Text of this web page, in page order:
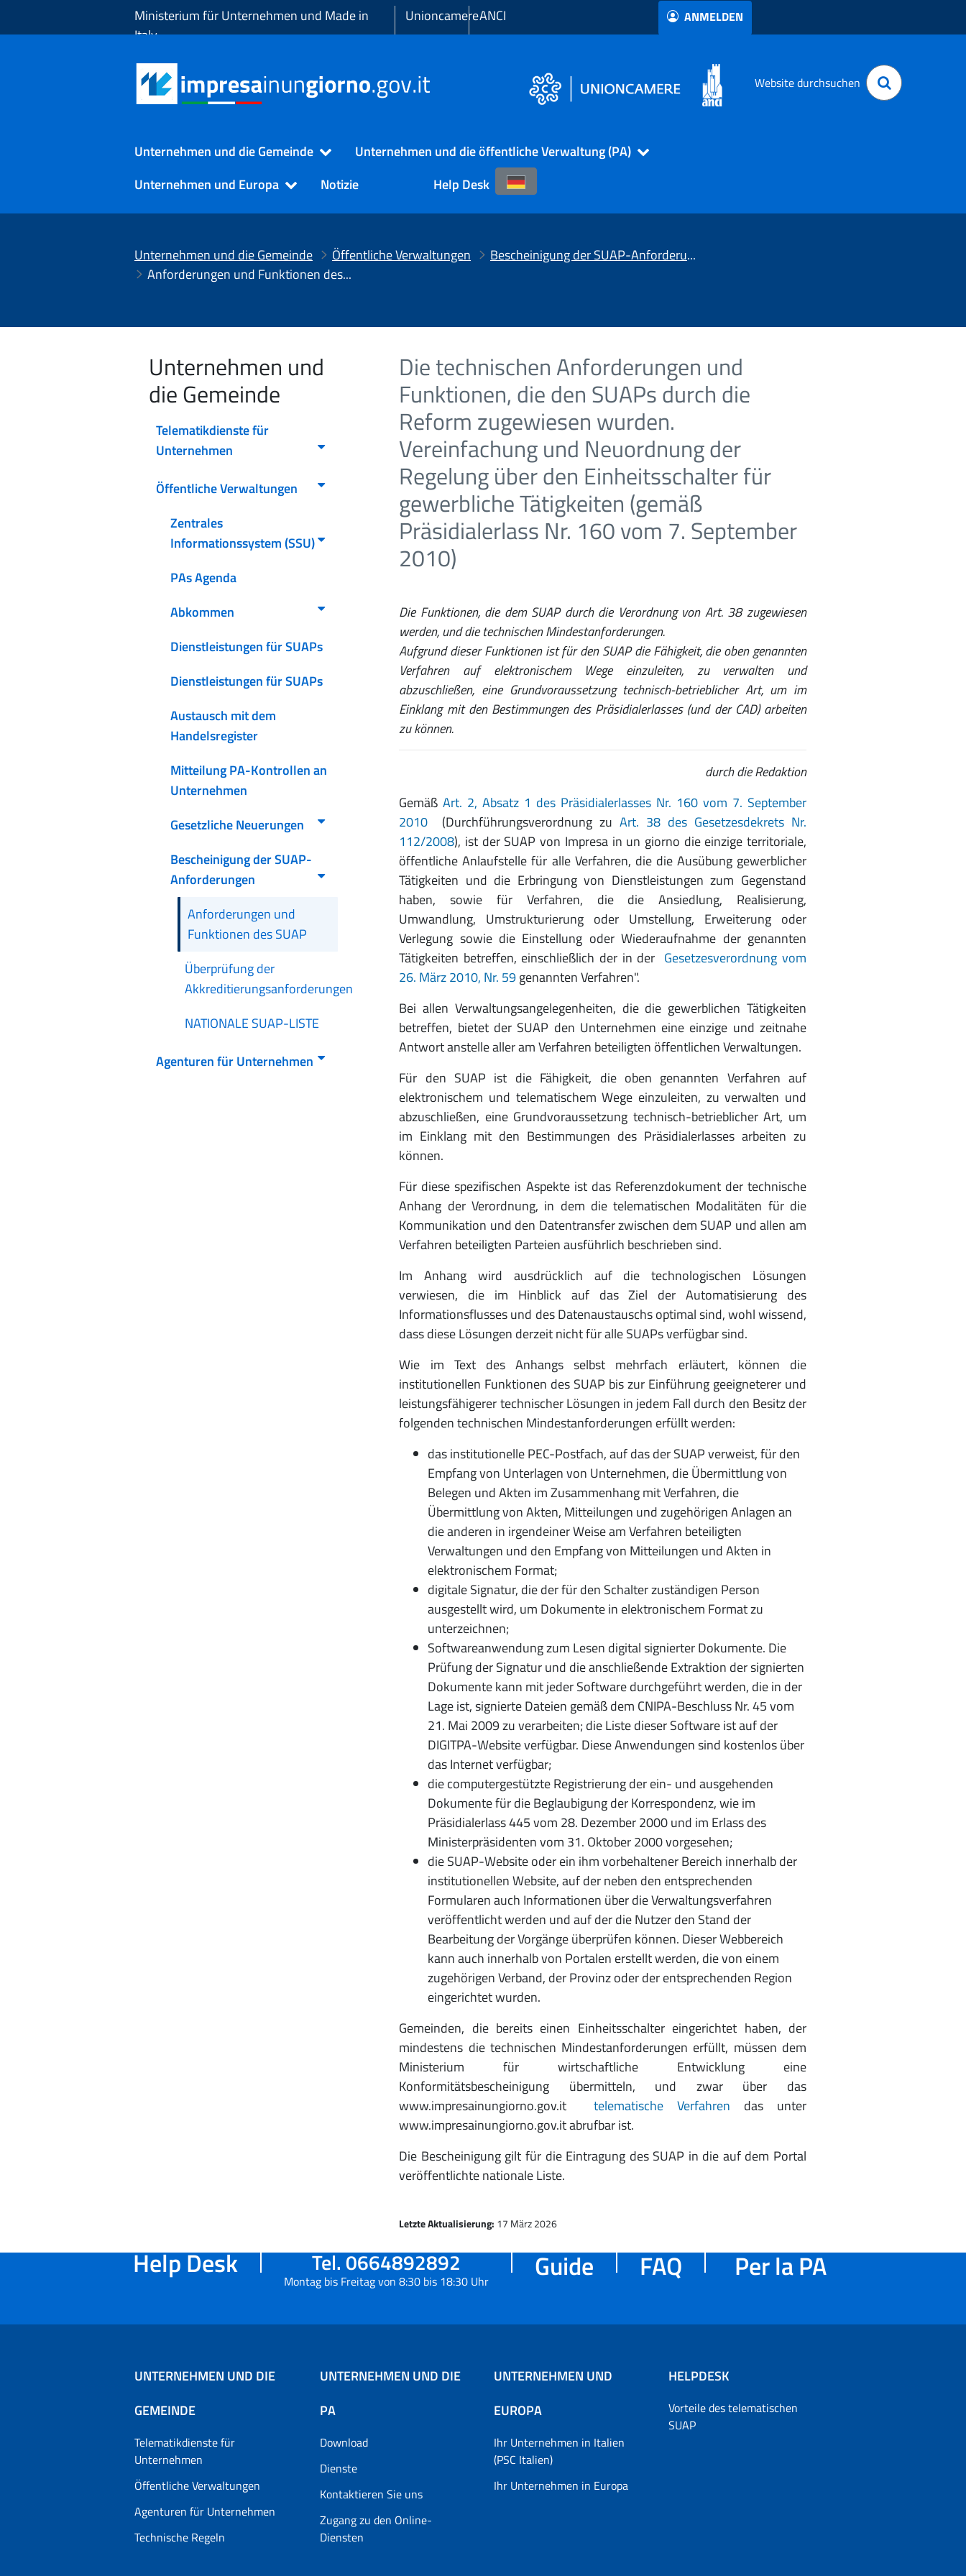
Zum Hauptinhalt springenMinisterium für Unternehmen und Made in
Italy
UnioncamereANCI ANMELDEN
Website durchsuchen
Unternehmen und die Gemeinde
Unternehmen und die öffentliche Verwaltung (PA)
Unternehmen und Europa
Notizie Help Desk
Unternehmen und die Gemeinde Öffentliche Verwaltungen
Bescheinigung der SUAP-Anforderungen
Anforderungen und Funktionen des SUAP
Unternehmen und
die Gemeinde
Telematikdienste für
Unternehmen
Öffentliche Verwaltungen
Zentrales
Informationssystem (SSU)
PAs Agenda
Abkommen
Dienstleistungen für SUAPs
Dienstleistungen für SUAPs
Austausch mit dem
Handelsregister
Mitteilung PA-Kontrollen an
Unternehmen
Gesetzliche Neuerungen
Bescheinigung der SUAP-
Anforderungen
Anforderungen und
Funktionen des SUAP
Überprüfung der
Akkreditierungsanforderungen
NATIONALE SUAP-LISTE
Agenturen für Unternehmen
Die technischen Anforderungen und
Funktionen, die den SUAPs durch die
Reform zugewiesen wurden.
Vereinfachung und Neuordnung der
Regelung über den Einheitsschalter für
gewerbliche Tätigkeiten (gemäß
Präsidialerlass Nr. 160 vom 7. September
2010)
Die Funktionen, die dem SUAP durch die Verordnung von Art. 38 zugewiesen
werden, und die technischen Mindestanforderungen.
Aufgrund dieser Funktionen ist für den SUAP die Fähigkeit, die oben genannten
Verfahren auf elektronischem Wege einzuleiten, zu verwalten und
abzuschließen, eine Grundvoraussetzung technisch-betrieblicher Art, um im
Einklang mit den Bestimmungen des Präsidialerlasses (und der CAD) arbeiten
zu können.
durch die Redaktion
GemäßArt. 2, Absatz 1 des Präsidialerlasses Nr. 160 vom 7. September
2010
(Durchführungsverordnung zuArt. 38 des Gesetzesdekrets Nr.
112/2008), ist der SUAP von Impresa in un giorno die einzige territoriale,
öffentliche Anlaufstelle für alle Verfahren, die die Ausübung gewerblicher
Tätigkeiten und die Erbringung von Dienstleistungen zum Gegenstand
haben, sowie für Verfahren, die die Ansiedlung, Realisierung,
Umwandlung, Umstrukturierung oder Umstellung, Erweiterung oder
Verlegung sowie die Einstellung oder Wiederaufnahme der genannten
Tätigkeiten betreffen, einschließlich der in der Gesetzesverordnung vom
26. März 2010, Nr. 59genannten Verfahren".
Bei allen Verwaltungsangelegenheiten, die die gewerblichen Tätigkeiten
betreffen, bietet der SUAP den Unternehmen eine einzige und zeitnahe
Antwort anstelle aller am Verfahren beteiligten öffentlichen Verwaltungen.
Für den SUAP ist die Fähigkeit, die oben genannten Verfahren auf
elektronischem und telematischem Wege einzuleiten, zu verwalten und
abzuschließen, eine Grundvoraussetzung technisch-betrieblicher Art, um
im Einklang mit den Bestimmungen des Präsidialerlasses arbeiten zu
können.
Für diese spezifischen Aspekte ist das Referenzdokument der technische
Anhang der Verordnung, in dem die telematischen Modalitäten für die
Kommunikation und den Datentransfer zwischen dem SUAP und allen am
Verfahren beteiligten Parteien ausführlich beschrieben sind.
Im Anhang wird ausdrücklich auf die technologischen Lösungen
verwiesen, die im Hinblick auf das Ziel der Automatisierung des
Informationsflusses und des Datenaustauschs optimal sind, wohl wissend,
dass diese Lösungen derzeit nicht für alle SUAPs verfügbar sind.
Wie im Text des Anhangs selbst mehrfach erläutert, können die
institutionellen Funktionen des SUAP bis zur Einführung geeigneterer und
leistungsfähigerer technischer Lösungen in jedem Fall durch den Besitz der
folgenden technischen Mindestanforderungen erfüllt werden:
das institutionelle PEC-Postfach, auf das der SUAP verweist, für den
Empfang von Unterlagen von Unternehmen, die Übermittlung von
Belegen und Akten im Zusammenhang mit Verfahren, die
Übermittlung von Akten, Mitteilungen und zugehörigen Anlagen an
die anderen in irgendeiner Weise am Verfahren beteiligten
Verwaltungen und den Empfang von Mitteilungen und Akten in
elektronischem Format;
digitale Signatur, die der für den Schalter zuständigen Person
ausgestellt wird, um Dokumente in elektronischem Format zu
unterzeichnen;
Softwareanwendung zum Lesen digital signierter Dokumente. Die
Prüfung der Signatur und die anschließende Extraktion der signierten
Dokumente kann mit jeder Software durchgeführt werden, die in der
Lage ist, signierte Dateien gemäß dem CNIPA-Beschluss Nr. 45 vom
21. Mai 2009 zu verarbeiten; die Liste dieser Software ist auf der
DIGITPA-Website verfügbar. Diese Anwendungen sind kostenlos über
das Internet verfügbar;
die computergestützte Registrierung der ein- und ausgehenden
Dokumente für die Beglaubigung der Korrespondenz, wie im
Präsidialerlass 445 vom 28. Dezember 2000 und im Erlass des
Ministerpräsidenten vom 31. Oktober 2000 vorgesehen;
die SUAP-Website oder ein ihm vorbehaltener Bereich innerhalb der
institutionellen Website, auf der neben den entsprechenden
Formularen auch Informationen über die Verwaltungsverfahren
veröffentlicht werden und auf der die Nutzer den Stand der
Bearbeitung der Vorgänge überprüfen können. Dieser Webbereich
kann auch innerhalb von Portalen erstellt werden, die von einem
zugehörigen Verband, der Provinz oder der entsprechenden Region
eingerichtet wurden.
Gemeinden, die bereits einen Einheitsschalter eingerichtet haben, der
mindestens die technischen Mindestanforderungen erfüllt, müssen dem
Ministerium für wirtschaftliche Entwicklung eine
Konformitätsbescheinigung übermitteln, und zwar über das
www.impresainungiorno.gov.ittelematische Verfahren das unter
www.impresainungiorno.gov.it abrufbar ist.
Die Bescheinigung gilt für die Eintragung des SUAP in die auf dem Portal
veröffentlichte nationale Liste.
Letzte Aktualisierung: 17 März 2026
Help Desk Tel. 0664892892
Montag bis Freitag von 8:30 bis 18:30 Uhr Guide FAQ Per la PA
UNTERNEHMEN UND DIE
GEMEINDE
Telematikdienste für
Unternehmen
Öffentliche Verwaltungen
Agenturen für Unternehmen
Technische Regeln
UNTERNEHMEN UND DIE
PA
Download
Dienste
Kontaktieren Sie uns
Zugang zu den Online-
Diensten
UNTERNEHMEN UND
EUROPA
Ihr Unternehmen in Italien
(PSC Italien)
Ihr Unternehmen in Europa
HELPDESK
Vorteile des telematischen
SUAP